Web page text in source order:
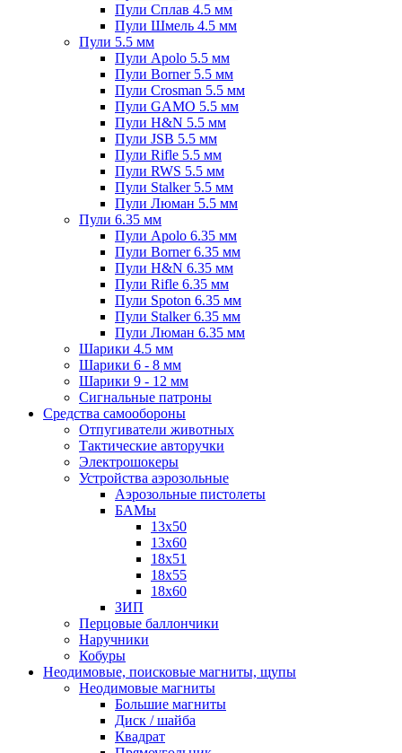
Пули Сплав 4.5 мм
Пули Шмель 4.5 мм
Пули 5.5 мм
Пули Apolo 5.5 мм
Пули Borner 5.5 мм
Пули Crosman 5.5 мм
Пули GAMO 5.5 мм
Пули H&N 5.5 мм
Пули JSB 5.5 мм
Пули Rifle 5.5 мм
Пули RWS 5.5 мм
Пули Stalker 5.5 мм
Пули Люман 5.5 мм
Пули 6.35 мм
Пули Apolo 6.35 мм
Пули Borner 6.35 мм
Пули H&N 6.35 мм
Пули Rifle 6.35 мм
Пули Spoton 6.35 мм
Пули Stalker 6.35 мм
Пули Люман 6.35 мм
Шарики 4.5 мм
Шарики 6 - 8 мм
Шарики 9 - 12 мм
Сигнальные патроны
Средства самообороны
Отпугиватели животных
Тактические авторучки
Электрошокеры
Устройства аэрозольные
Аэрозольные пистолеты
БАМы
13х50
13х60
18х51
18х55
18х60
ЗИП
Перцовые баллончики
Наручники
Кобуры
Неодимовые, поисковые магниты, щупы
Неодимовые магниты
Большие магниты
Диск / шайба
Квадрат